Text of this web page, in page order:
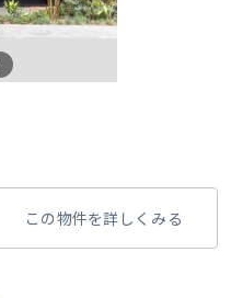
この物件を詳しくみる